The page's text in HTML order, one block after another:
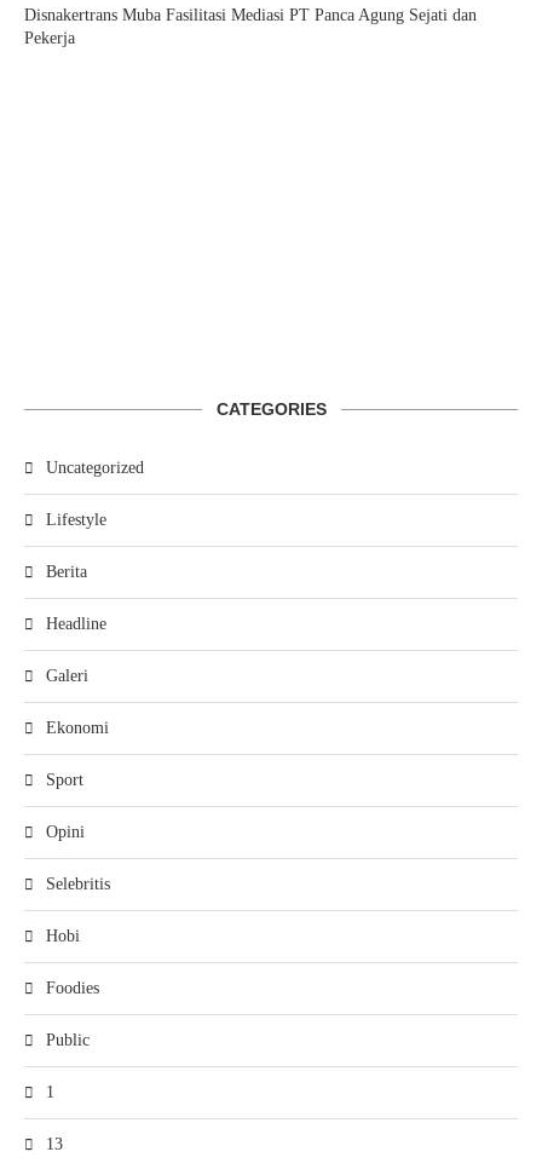
Disnakertrans Muba Fasilitasi Mediasi PT Panca Agung Sejati dan
Pekerja
CATEGORIES
Uncategorized
Lifestyle
Berita
Headline
Galeri
Ekonomi
Sport
Opini
Selebritis
Hobi
Foodies
Public
1
13